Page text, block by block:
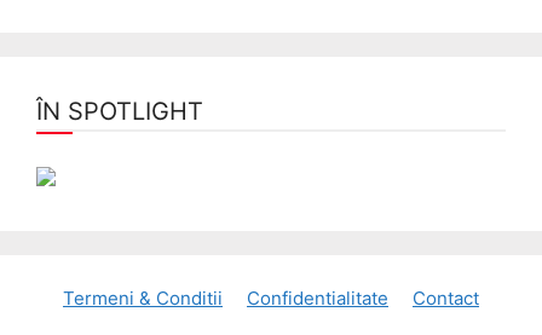
ÎN SPOTLIGHT
Termeni & Conditii Confidentialitate
Contact